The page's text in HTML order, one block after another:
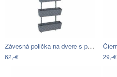
Závesná polička na dvere s piatimi…
62,-€ 29,-€